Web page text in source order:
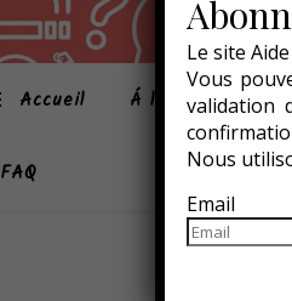
Accueil Á la une
FAQ
Le site
Vous
validation
Nous
Email